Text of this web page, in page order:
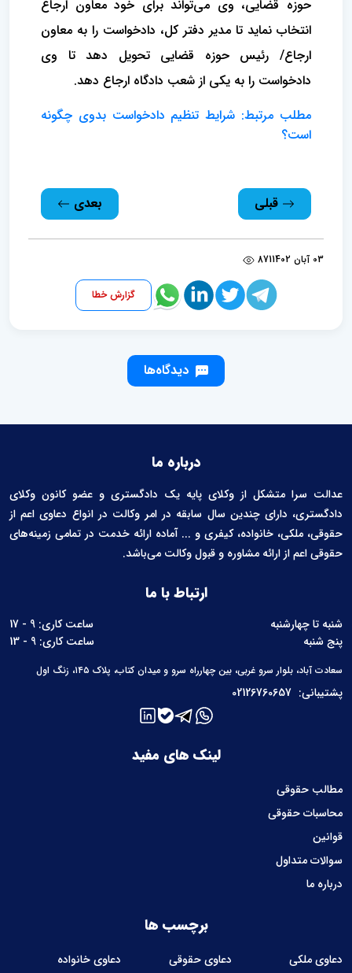
حوزه قضایی، وی می‌تواند برای خود معاون ارجاع
انتخاب نماید تا مدیر دفتر کل، دادخواست را به معاون
ارجاع/ رئیس حوزه قضایی تحویل دهد تا وی
دادخواست را به یکی از شعب دادگاه ارجاع دهد.
مطلب مرتبط: شرایط تنظیم دادخواست بدوی چگونه
است؟
قبلی بعدی
03 آبان 1402 871
گزارش خطا
دیدگاه‌ها
درباره ما
عدالت سرا متشکل از وکلای پایه یک دادگستری و عضو کانون وکلای
دادگستری، دارای چندین سال سابقه در امر وکالت در انواع دعاوی اعم از
حقوقی، ملکی، خانواده، کیفری و ... آماده ارائه خدمت در تمامی زمینه‌های
حقوقی اعم از ارائه مشاوره و قبول وکالت می‌باشد.
لینک های مفید
مطالب حقوقی
محاسبات حقوقی
قوانین
سوالات متداول
درباره ما
برچسب ها
دعاوی ملکی دعاوی حقوقی دعاوی خانواده
ارتباط با ما
شنبه تا چهارشنبه
ساعت کاری: 9 - 17
پنج شنبه
ساعت کاری: 9 - 13
سعادت آباد، بلوار سرو غربی، بین چهارراه سرو و میدان کتاب، پلاک ۱۴۵، زنگ اول
پشتیبانی: 02126760657